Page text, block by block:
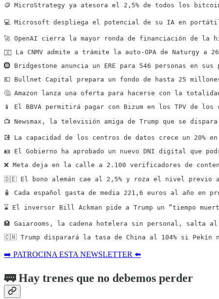
🪙 MicroStrategy ya atesora el 2,5% de todos los
💻 Microsoft despliega el potencial de su IA en
🚀 OpenAI cierra la mayor ronda de financiación de
👍🏻 La CNMV admite a trámite la auto-OPA de Naturgy a
🛞 Bridgestone anuncia un ERE para 546 personas en
💶 Bullnet Capital prepara un fondo de hasta 25
🤔 Amazon lanza una oferta para hacerse con la
📱 El BBVA permitirá pagar con Bizum en los TPV de
📺 Newsmax, la televisión amiga de Trump que se
💽 La capacidad de los centros de datos crece un 20%
🪪 El Gobierno ha aprobado un nuevo DNI digital
❌ Meta deja en la calle a 2.100 verificadores de
🇩🇪 El bono alemán cae al 2,5% y roza el nivel previo
🧴 Cada español gasta de media 221,6 euros al año en
⌛️ El inversor Bill Ackman pide a Trump un “tiempo
🏨 Gaiarooms, la cadena hotelera sin personal, salta
🇨🇳 Trump disparará la tasa de China al 104% si Pekín
➡️ PATROCINA ESTA NEWSLETTER ⬅️
🚃 Hay trenes que no debemos perder